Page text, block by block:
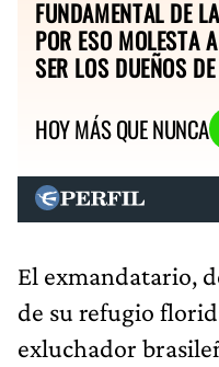
FUNDAMENTAL DE
POR ESO MOLESTA
SER LOS DUEÑOS
HOY MÁS QUE NUNCA
El exmandatario,
de su refugio
exluchador